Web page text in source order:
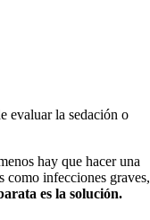
evaluar la sedación o
hay que hacer una
como infecciones graves,
es la solución.